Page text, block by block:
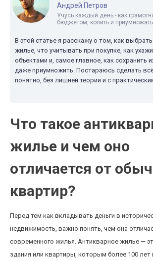
Андрей Петров
Учусь каждый день - как
бюджетом, копить и
В этой статье я расскажу о том, как
жилье, что учитывать при покупке, как
объектами и, самое главное, как сохранить
даже приумножить. Постараюсь сделать
понятно, без лишней теории и с
Что такое
жилье и чем оно
отличается от
квартир?
Перед тем как вкладывать деньги в
недвижимость, важно понять, чем она
современного жилья. Антикварное жилье —
здания или квартиры, которым более 100